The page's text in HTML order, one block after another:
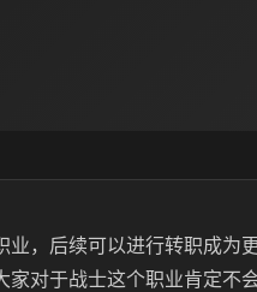
业，后续可以进行转职成为
对于战士这个职业肯定不